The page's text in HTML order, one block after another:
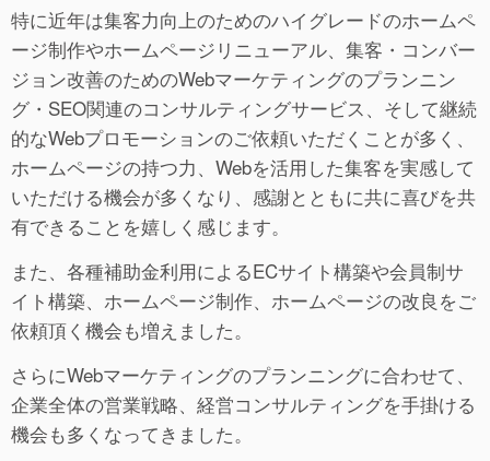
特に近年は集客力向上のためのハイグレードのホームペ
ージ制作やホームページリニューアル、集客・コンバー
ジョン改善のためのWebマーケティングのプランニン
グ・SEO関連のコンサルティングサービス、そして継続
的なWebプロモーションのご依頼いただくことが多く、
ホームページの持つ力、Webを活用した集客を実感して
いただける機会が多くなり、感謝とともに共に喜びを共
有できることを嬉しく感じます。
また、各種補助金利用によるECサイト構築や会員制サ
イト構築、ホームページ制作、ホームページの改良をご
依頼頂く機会も増えました。
さらにWebマーケティングのプランニングに合わせて、
企業全体の営業戦略、経営コンサルティングを手掛ける
機会も多くなってきました。